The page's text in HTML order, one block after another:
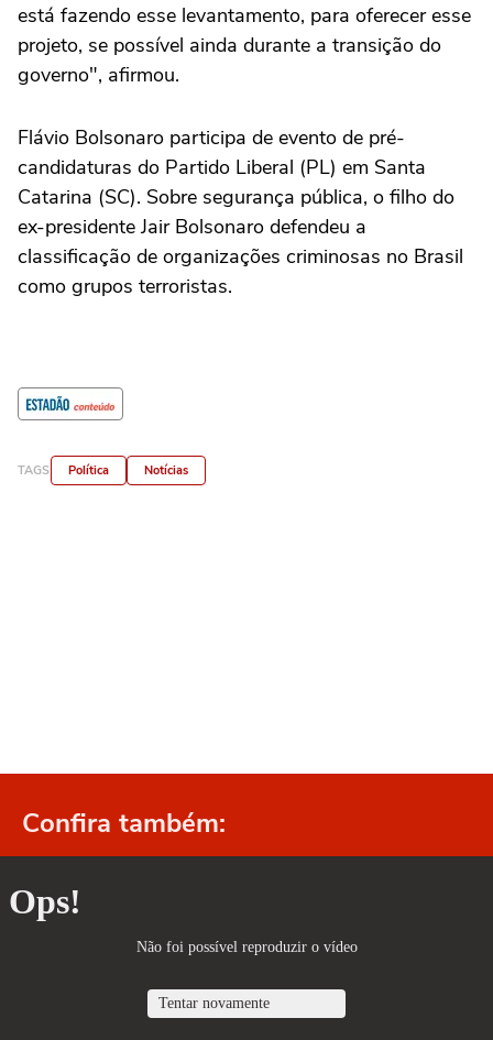
está fazendo esse levantamento, para oferecer esse
projeto, se possível ainda durante a transição do
governo", afirmou.
Flávio Bolsonaro participa de evento de pré-
candidaturas do Partido Liberal (PL) em Santa
Catarina (SC). Sobre segurança pública, o filho do
ex-presidente Jair Bolsonaro defendeu a
classificação de organizações criminosas no Brasil
como grupos terroristas.
TAGS Política Notícias
Confira também: